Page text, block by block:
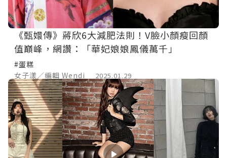
《甄嬛傳》蔣欣6大減肥法則！V臉小顏瘦回顏
值巔峰，網讚：「華妃娘娘鳳儀萬千」
#蛋糕
女子漾／編輯 Wendi
2025.01.29